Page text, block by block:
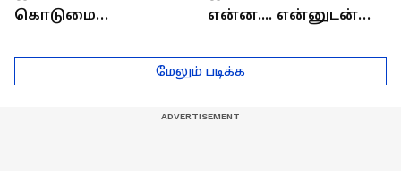
கொடுமை
...மேடையில்
கலகலப்பாக
என்ன.... என்னுடன்
இயக்குனர் மாரி
செல்வராஜ் பேச்சு
மேலும் படிக்க